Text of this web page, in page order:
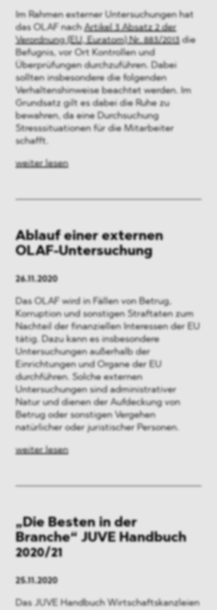
Im Rahmen externer Untersuchungen hat
das OLAF nachArtikel 3 Absatz 2 der
Verordnung (EU, Euratom) Nr. 883/2013 die
Befugnis, vor Ort Kontrollen und
Überprüfungen durchzuführen. Dabei
sollten insbesondere die folgenden
Verhaltenshinweise beachtet werden. Im
Grundsatz gilt es dabei die Ruhe zu
bewahren, da eine Durchsuchung
Stresssituationen für die Mitarbeiter
schafft.
weiter lesen
Ablauf einer externen
OLAF-Untersuchung
26.11.2020
Das OLAF wird in Fällen von Betrug,
Korruption und sonstigen Straftaten zum
Nachteil der finanziellen Interessen der EU
tätig. Dazu kann es insbesondere
Untersuchungen außerhalb der
Einrichtungen und Organe der EU
durchführen. Solche externen
Untersuchungen sind administrativer
Natur und dienen der Aufdeckung von
Betrug oder sonstigen Vergehen
natürlicher oder juristischer Personen.
weiter lesen
„Die Besten in der
Branche“ JUVE Handbuch
2020/21
25.11.2020
Das JUVE Handbuch Wirtschaftskanzleien